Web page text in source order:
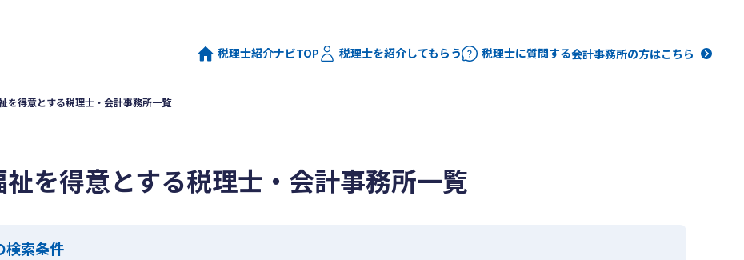
税理士紹介ナビTOP 税理士を紹介してもらう 税理士に質問する会計事務所の方はこちら
を得意とする税理士・会計事務所一覧
を得意とする税理士・会計事務所一覧
検索条件